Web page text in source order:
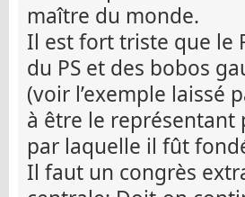
maître du monde.
Il est fort triste que le
du PS et des bobos
(voir l’exemple laissé
à être le
par laquelle il fût
Il faut un congrès